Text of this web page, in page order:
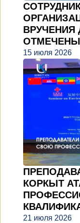
15 июля 2026
КОРКЫТ
21 июля 2026